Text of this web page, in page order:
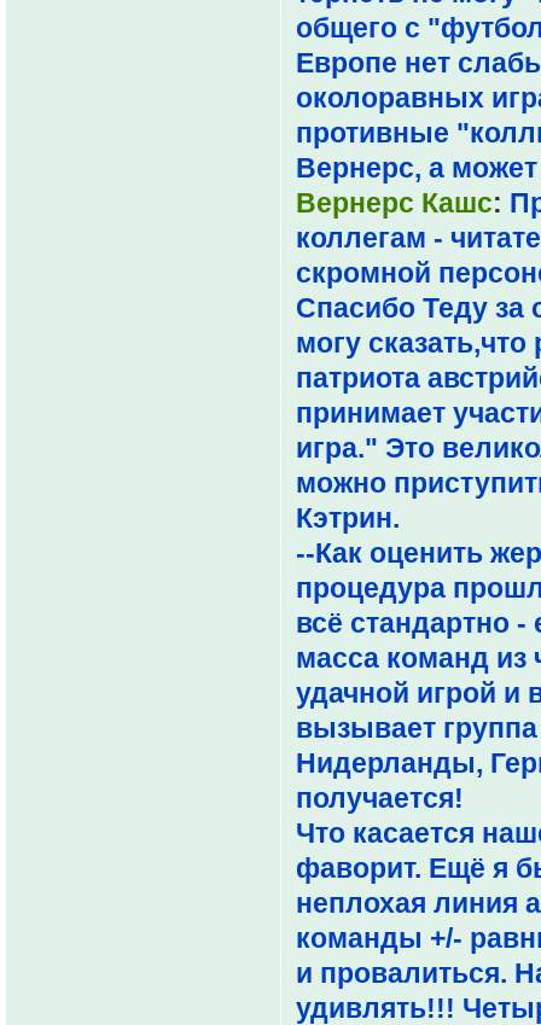
общего с
Европе нет
околоравных
противные
Вернерс, а
Вернерс Кашс:
коллегам -
скромной
Спасибо Теду за
могу
патриота
принимает
игра." Это
можно
Кэтрин.
--Как оценить
процедура
всё стандартно
масса команд из
удачной игрой
вызывает
Нидерланды,
получается!
Что касается
фаворит. Ещё я
неплохая линия
команды +/-
и провалиться.
удивлять!!!